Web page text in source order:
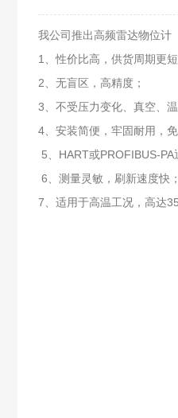
我公司推出高频雷达物位计
1、性价比高，供货周期更短
2、无盲区，高精度；
3、不受压力变化、真空、
4、安装简便，牢固耐用，免
5、HART或PROFIBUS-
6、测量灵敏，刷新速度快；
7、适用于高温工况，高达